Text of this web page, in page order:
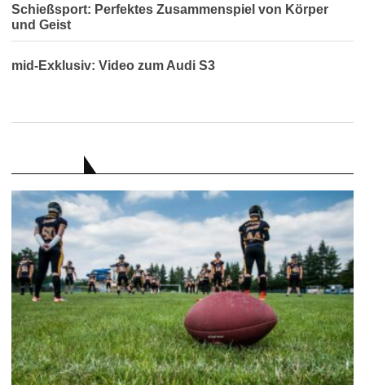
Schießsport: Perfektes Zusammenspiel von Körper
und Geist
mid-Exklusiv: Video zum Audi S3